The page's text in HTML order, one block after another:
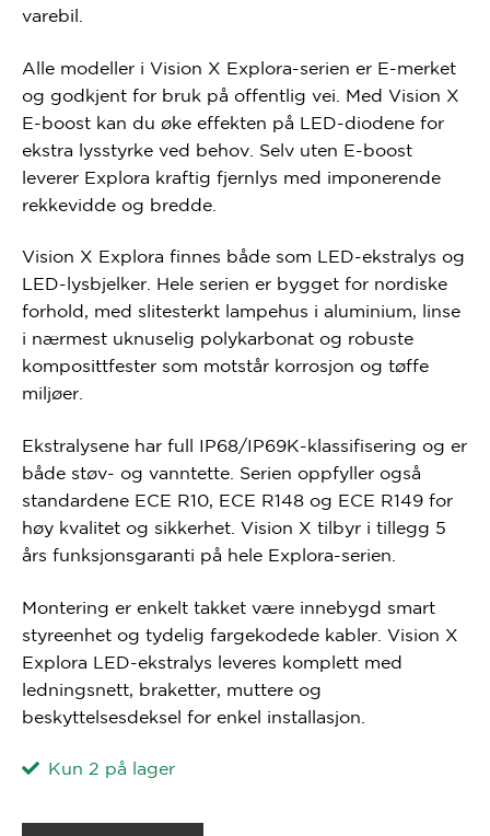
varebil.
Alle modeller i Vision X Explora-serien er E-merket
og godkjent for bruk på offentlig vei. Med Vision X
E-boost kan du øke effekten på LED-diodene for
ekstra lysstyrke ved behov. Selv uten E-boost
leverer Explora kraftig fjernlys med imponerende
rekkevidde og bredde.
Vision X Explora finnes både som LED-ekstralys og
LED-lysbjelker. Hele serien er bygget for nordiske
forhold, med slitesterkt lampehus i aluminium, linse
i nærmest uknuselig polykarbonat og robuste
komposittfester som motstår korrosjon og tøffe
miljøer.
Ekstralysene har full IP68/IP69K-klassifisering og er
både støv- og vanntette. Serien oppfyller også
standardene ECE R10, ECE R148 og ECE R149 for
høy kvalitet og sikkerhet. Vision X tilbyr i tillegg 5
års funksjonsgaranti på hele Explora-serien.
Montering er enkelt takket være innebygd smart
styreenhet og tydelig fargekodede kabler. Vision X
Explora LED-ekstralys leveres komplett med
ledningsnett, braketter, muttere og
beskyttelsesdeksel for enkel installasjon.
Kun 2 på lager